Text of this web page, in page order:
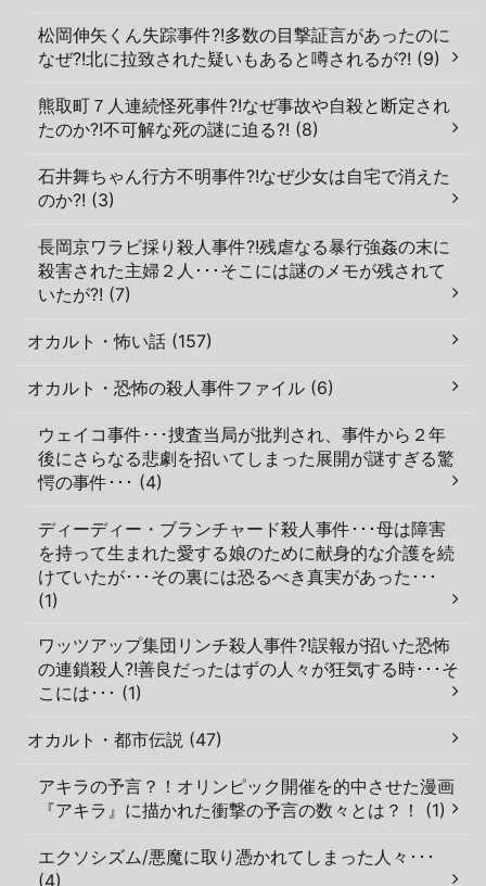
松岡伸矢くん失踪事件?!多数の目撃証言があったのに
なぜ?!北に拉致された疑いもあると噂されるが?! (9)
熊取町７人連続怪死事件?!なぜ事故や自殺と断定され
たのか?!不可解な死の謎に迫る?! (8)
石井舞ちゃん行方不明事件?!なぜ少女は自宅で消えた
のか?! (3)
長岡京ワラビ採り殺人事件?!残虐なる暴行強姦の末に
殺害された主婦２人･･･そこには謎のメモが残されて
いたが?! (7)
オカルト・怖い話 (157)
オカルト・恐怖の殺人事件ファイル (6)
ウェイコ事件･･･捜査当局が批判され、事件から２年
後にさらなる悲劇を招いてしまった展開が謎すぎる驚
愕の事件･･･ (4)
ディーディー・ブランチャード殺人事件･･･母は障害
を持って生まれた愛する娘のために献身的な介護を続
けていたが･･･その裏には恐るべき真実があった･･･
(1)
ワッツアップ集団リンチ殺人事件?!誤報が招いた恐怖
の連鎖殺人?!善良だったはずの人々が狂気する時･･･そ
こには･･･ (1)
オカルト・都市伝説 (47)
アキラの予言？！オリンピック開催を的中させた漫画
『アキラ』に描かれた衝撃の予言の数々とは？！ (1)
エクソシズム/悪魔に取り憑かれてしまった人々･･･
(4)